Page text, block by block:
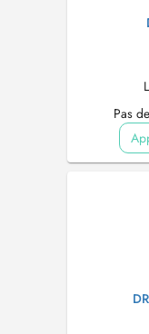
Pas